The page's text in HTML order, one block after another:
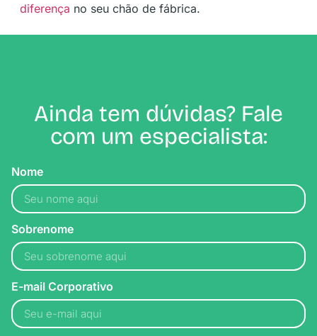
diferença no seu chão de fábrica.
Ainda tem dúvidas? Fale
com um especialista:
Nome
Sobrenome
E-mail Corporativo